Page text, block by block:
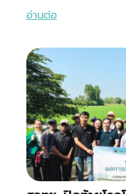
อ่านต่อ